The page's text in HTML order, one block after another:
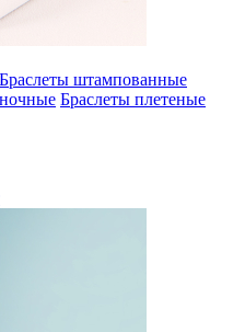
Браслеты штампованные
Браслеты плетеные